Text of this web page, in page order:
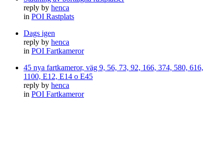
reply by henca
in POI Rastplats
Dags igen
reply by henca
in POI Fartkameror
45 nya fartkameror, väg 9, 56, 73, 92, 166, 374, 580, 616,
1100, E12, E14 o E45
reply by henca
in POI Fartkameror